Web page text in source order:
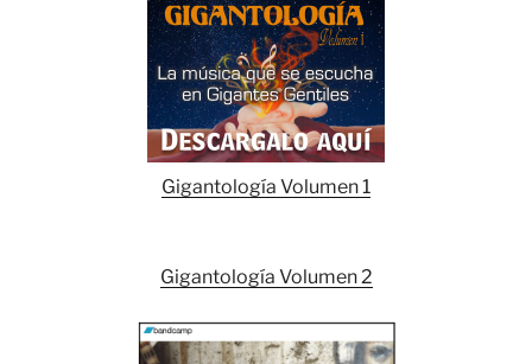
Gigantología Volumen 1
Gigantología Volumen 2